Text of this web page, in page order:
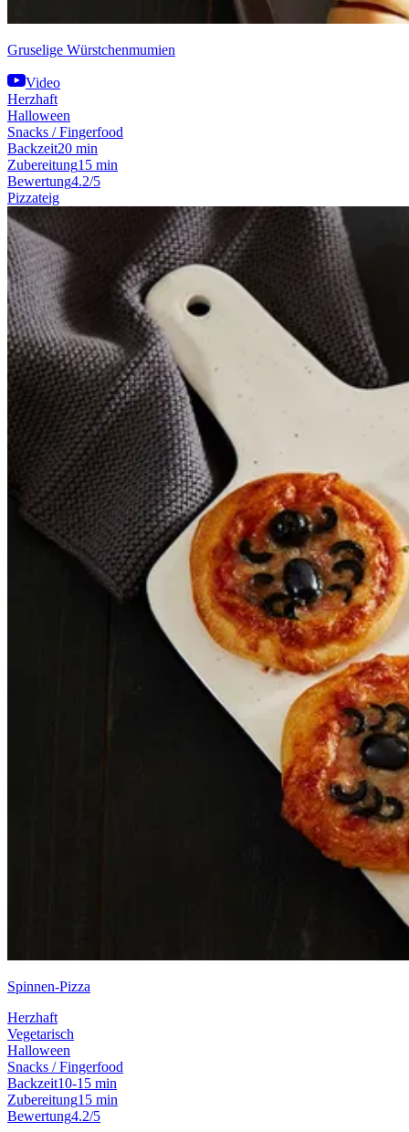
Gruselige Würstchenmumien
Video
Herzhaft
Halloween
Snacks / Fingerfood
Backzeit20 min
Zubereitung15 min
Bewertung4.2/5
Pizzateig
Spinnen-Pizza
Herzhaft
Vegetarisch
Halloween
Snacks / Fingerfood
Backzeit10-15 min
Zubereitung15 min
Bewertung4.2/5